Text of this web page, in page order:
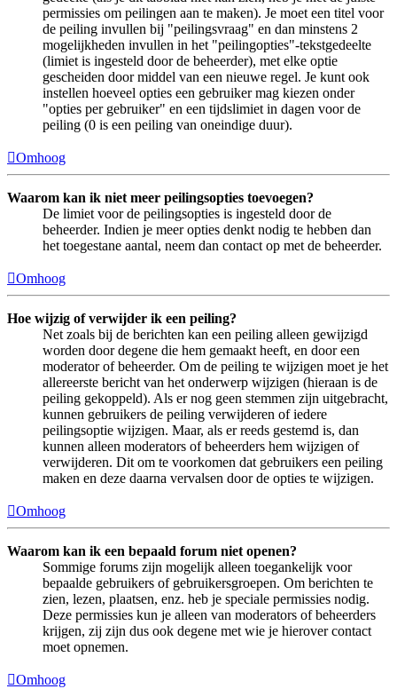
permissies om peilingen aan te maken). Je moet een titel voor
de peiling invullen bij "peilingsvraag" en dan minstens 2
mogelijkheden invullen in het "peilingopties"-tekstgedeelte
(limiet is ingesteld door de beheerder), met elke optie
gescheiden door middel van een nieuwe regel. Je kunt ook
instellen hoeveel opties een gebruiker mag kiezen onder
"opties per gebruiker" en een tijdslimiet in dagen voor de
peiling (0 is een peiling van oneindige duur).
Omhoog
Waarom kan ik niet meer peilingsopties toevoegen?
De limiet voor de peilingsopties is ingesteld door de
beheerder. Indien je meer opties denkt nodig te hebben dan
het toegestane aantal, neem dan contact op met de beheerder.
Omhoog
Hoe wijzig of verwijder ik een peiling?
Net zoals bij de berichten kan een peiling alleen gewijzigd
worden door degene die hem gemaakt heeft, en door een
moderator of beheerder. Om de peiling te wijzigen moet je het
allereerste bericht van het onderwerp wijzigen (hieraan is de
peiling gekoppeld). Als er nog geen stemmen zijn uitgebracht,
kunnen gebruikers de peiling verwijderen of iedere
peilingsoptie wijzigen. Maar, als er reeds gestemd is, dan
kunnen alleen moderators of beheerders hem wijzigen of
verwijderen. Dit om te voorkomen dat gebruikers een peiling
maken en deze daarna vervalsen door de opties te wijzigen.
Omhoog
Waarom kan ik een bepaald forum niet openen?
Sommige forums zijn mogelijk alleen toegankelijk voor
bepaalde gebruikers of gebruikersgroepen. Om berichten te
zien, lezen, plaatsen, enz. heb je speciale permissies nodig.
Deze permissies kun je alleen van moderators of beheerders
krijgen, zij zijn dus ook degene met wie je hierover contact
moet opnemen.
Omhoog